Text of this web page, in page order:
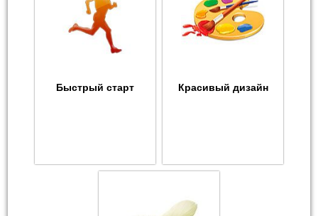
Быстрый старт Красивый дизайн